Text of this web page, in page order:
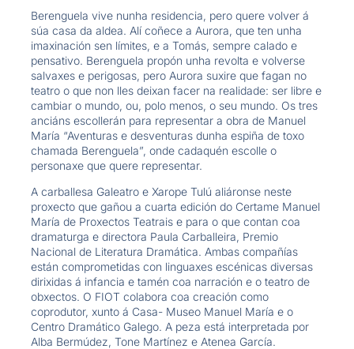
Berenguela vive nunha residencia, pero quere volver á
súa casa da aldea. Alí coñece a Aurora, que ten unha
imaxinación sen límites, e a Tomás, sempre calado e
pensativo. Berenguela propón unha revolta e volverse
salvaxes e perigosas, pero Aurora suxire que fagan no
teatro o que non lles deixan facer na realidade: ser libre e
cambiar o mundo, ou, polo menos, o seu mundo. Os tres
anciáns escollerán para representar a obra de Manuel
María “Aventuras e desventuras dunha espiña de toxo
chamada Berenguela”, onde cadaquén escolle o
personaxe que quere representar.
A carballesa Galeatro e Xarope Tulú aliáronse neste
proxecto que gañou a cuarta edición do Certame Manuel
María de Proxectos Teatrais e para o que contan coa
dramaturga e directora Paula Carballeira, Premio
Nacional de Literatura Dramática. Ambas compañías
están comprometidas con linguaxes escénicas diversas
dirixidas á infancia e tamén coa narración e o teatro de
obxectos. O FIOT colabora coa creación como
coprodutor, xunto á Casa- Museo Manuel María e o
Centro Dramático Galego. A peza está interpretada por
Alba Bermúdez, Tone Martínez e Atenea García.